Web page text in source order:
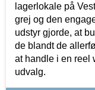
lagerlokale på
grej og den
udstyr gjorde, at
de blandt de
at handle i en reel
udvalg.